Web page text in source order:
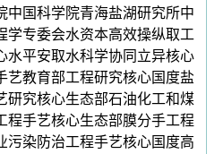
中国科学院青海盐湖研究所中
学专委会水资本高效操纵取工
水平安取水科学协同立异核心
艺教育部工程研究核心国度盐
研究核心生态部石油化工和煤
程手艺核心生态部膜分手工程
污染防治工程手艺核心国度高